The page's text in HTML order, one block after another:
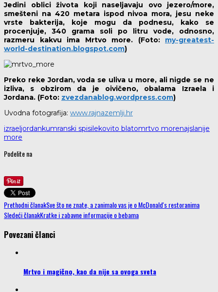
Jedini oblici života koji naseljavaju ovo jezero/more,
smešteni na 420 metara ispod nivoa mora, jesu neke
vrste bakterija, koje mogu da podnesu, kako se
procenjuje, 340 grama soli po litru vode, odnosno,
razmeru kakvu ima Mrtvo more. (Foto: my-greatest-
world-destination.blogspot.com)
Preko reke Jordan, voda se uliva u more, ali nigde se ne
izliva, s obzirom da je oivičeno, obalama Izraela i
Jordana. (Foto: zvezdanablog.wordpress.com)
Uvodna fotografija: www.rajnazemlji.hr
izrael jordankumranski spisi lekovito blatomrtvo morenajslanije
more
Podelite na
Prethodni članakSve što ne znate, a zanimalo vas je o McDonald's restoranima
Sledeći članakKratke i zabavne informacije o bebama
Povezani članci
Mrtvo i magično, kao da nije sa ovoga sveta